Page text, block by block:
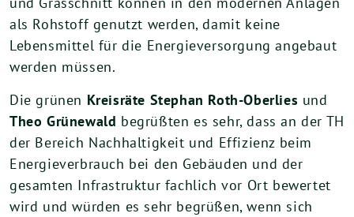
als Rohstoff genutzt werden, damit keine
Lebensmittel für die Energieversorgung angebaut
werden müssen.
Die grünen Kreisräte Stephan Roth-Oberlies und
Theo Grünewald begrüßten es sehr, dass an der TH
der Bereich Nachhaltigkeit und Effizienz beim
Energieverbrauch bei den Gebäuden und der
gesamten Infrastruktur fachlich vor Ort bewertet
wird und würden es sehr begrüßen, wenn sich